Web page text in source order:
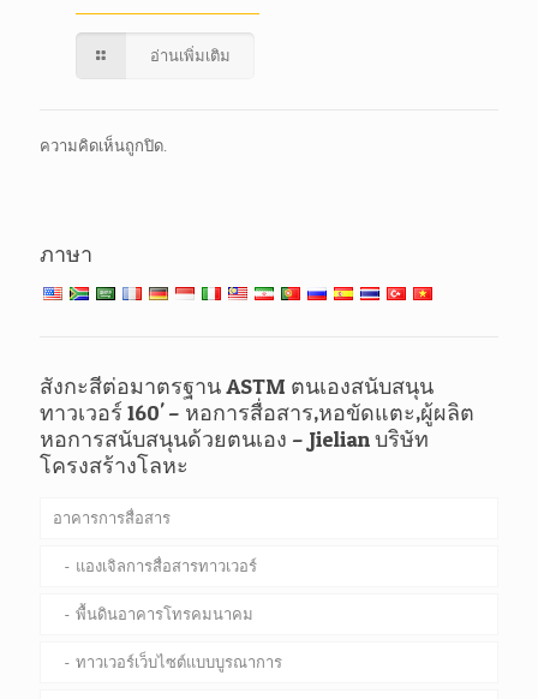
อ่านเพิ่มเติม
ความคิดเห็นถูกปิด.
ภาษา
สังกะสีต่อมาตรฐาน ASTM ตนเองสนับสนุน
ทาวเวอร์ 160' – หอการสื่อสาร,หอขัดแตะ,ผู้ผลิต
หอการสนับสนุนด้วยตนเอง – Jielian บริษัท
โครงสร้างโลหะ
อาคารการสื่อสาร
แองเจิลการสื่อสารทาวเวอร์
พื้นดินอาคารโทรคมนาคม
ทาวเวอร์เว็บไซต์แบบบูรณาการ